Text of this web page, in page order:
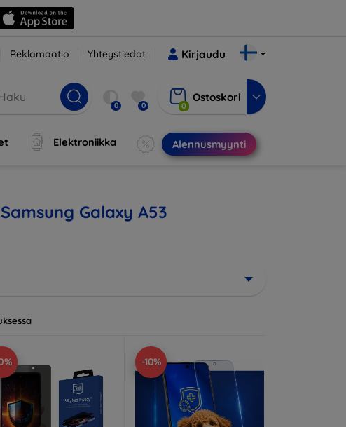
Reklamaatio Yhteystiedot Kirjaudu
0 0 0
Ostoskori
Elektroniikka Alennusmyynti
Galaxy A53
-10%